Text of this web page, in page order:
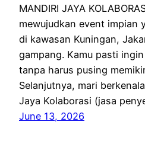
MANDIRI JAYA
mewujudkan event impian
di kawasan Kuningan,
gampang. Kamu pasti
tanpa harus pusing
Selanjutnya, mari
Jaya Kolaborasi (jasa
June 13, 2026